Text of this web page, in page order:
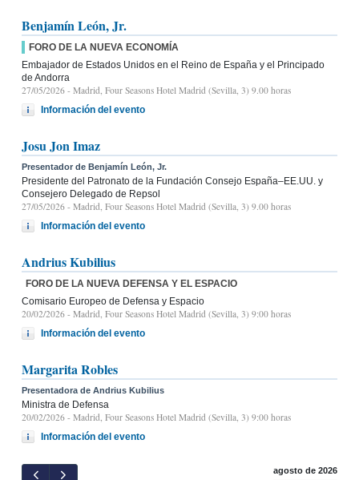
Benjamín León, Jr.
FORO DE LA NUEVA ECONOMÍA
Embajador de Estados Unidos en el Reino de España y el Principado
de Andorra
27/05/2026 - Madrid, Four Seasons Hotel Madrid (Sevilla, 3) 9.00 horas
Información del evento
Josu Jon Imaz
Presentador de Benjamín León, Jr.
Presidente del Patronato de la Fundación Consejo España–EE.UU. y
Consejero Delegado de Repsol
27/05/2026 - Madrid, Four Seasons Hotel Madrid (Sevilla, 3) 9.00 horas
Información del evento
Andrius Kubilius
FORO DE LA NUEVA DEFENSA Y EL ESPACIO
Comisario Europeo de Defensa y Espacio
20/02/2026 - Madrid, Four Seasons Hotel Madrid (Sevilla, 3) 9:00 horas
Información del evento
Margarita Robles
Presentadora de Andrius Kubilius
Ministra de Defensa
20/02/2026 - Madrid, Four Seasons Hotel Madrid (Sevilla, 3) 9:00 horas
Información del evento
agosto de 2026